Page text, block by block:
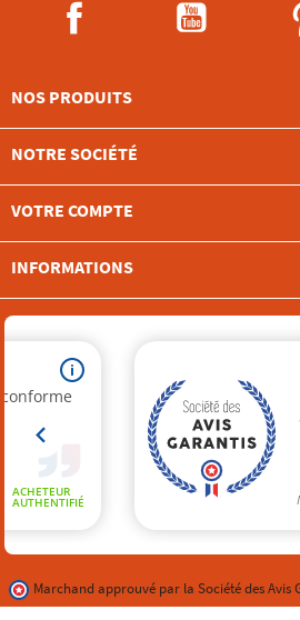
NOS PRODUITS
NOTRE SOCIÉTÉ
VOTRE COMPTE
INFORMATIONS
Marchand approuvé par la Société des Avis